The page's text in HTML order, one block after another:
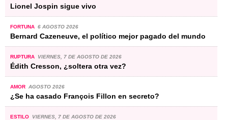
Lionel Jospin sigue vivo
FORTUNA 6 AGOSTO 2026
Bernard Cazeneuve, el político mejor pagado del mundo
RUPTURA VIERNES, 7 DE AGOSTO DE 2026
Édith Cresson, ¿soltera otra vez?
AMOR AGOSTO 2026
¿Se ha casado François Fillon en secreto?
ESTILO VIERNES, 7 DE AGOSTO DE 2026